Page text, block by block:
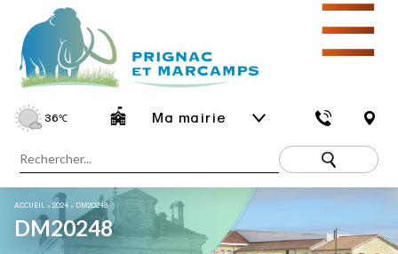
36℃ Ma mairie
☰
ACCUEIL »2024 » DM20248
DM20248